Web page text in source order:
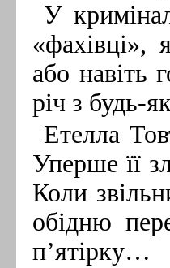
У
«фахівці»,
або навіть
річ з будь-
Етелла
Уперше її
Коли
обідню
п’ятірку…